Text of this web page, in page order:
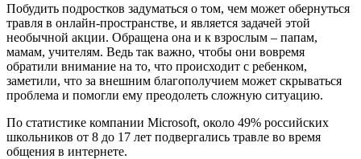
Побудить подростков задуматься о том, чем может обернуться
травля в онлайн-пространстве, и является задачей этой
необычной акции. Обращена она и к взрослым – папам,
мамам, учителям. Ведь так важно, чтобы они вовремя
обратили внимание на то, что происходит с ребенком,
заметили, что за внешним благополучием может скрываться
проблема и помогли ему преодолеть сложную ситуацию.
По статистике компании Microsoft, около 49% российских
школьников от 8 до 17 лет подвергались травле во время
общения в интернете.